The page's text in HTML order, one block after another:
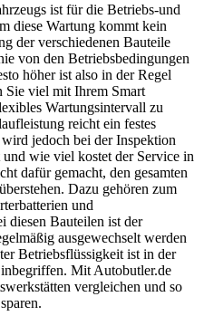
ist für die Betriebs-und
diese Wartung kommt kein
der verschiedenen Bauteile
von den Betriebsbedingungen
höher ist also in der Regel
Sie viel mit Ihrem Smart
Wartungsintervall zu
reicht ein festes
jedoch bei der Inspektion
wie viel kostet der Service in
dafür gemacht, den gesamten
Dazu gehören zum
und
diesen Bauteilen ist der
ausgewechselt werden
Betriebsflüssigkeit ist in der
Mit Autobutler.de
vergleichen und so